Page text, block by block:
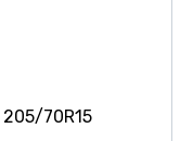
205/70R15